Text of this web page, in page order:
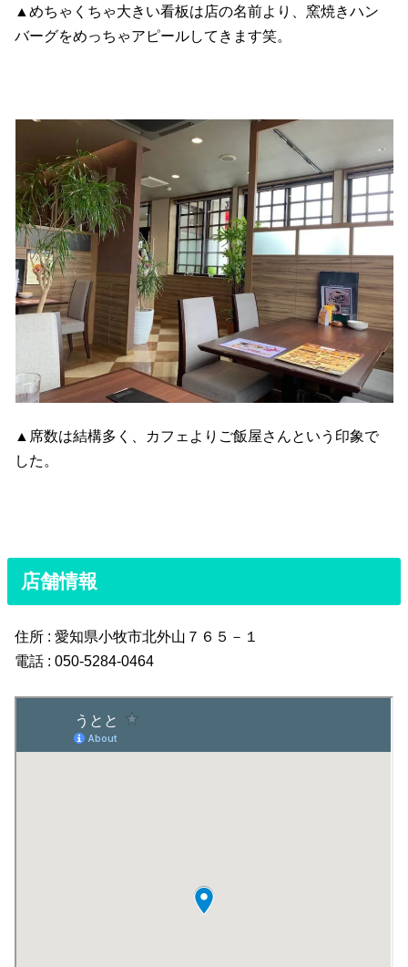
▲めちゃくちゃ大きい看板は店の名前より、窯焼きハン
バーグをめっちゃアピールしてきます笑。
▲席数は結構多く、カフェよりご飯屋さんという印象で
した。
店舗情報
住所 : 愛知県小牧市北外山７６５－１
電話 : 050-5284-0464